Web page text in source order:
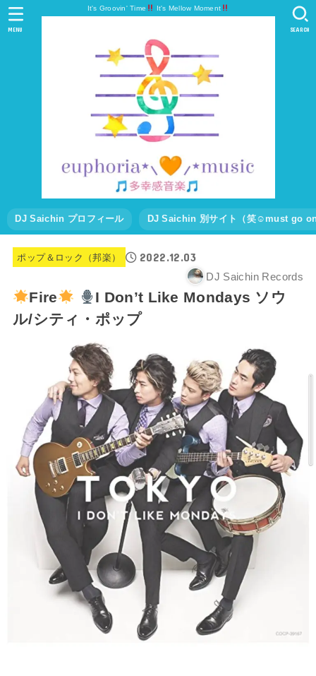
It's Groovin' Time It's Mellow Moment
DJ Saichin プロフィール DJ Saichin 別サイト（笑☺must go
SEARCH
MENU
ポップ＆ロック（邦楽） 2022.12.03
DJ Saichin Records
Fire
I Don’t Like Mondays ソウ
ル/シティ・ポップ